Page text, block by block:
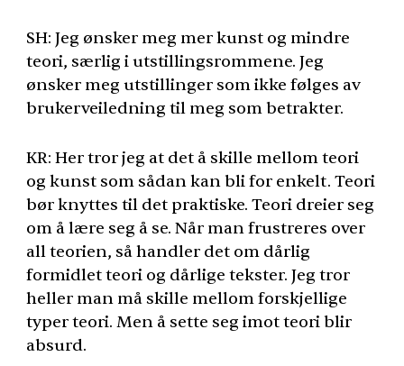
SH: Jeg ønsker meg mer kunst og mindre
teori, særlig i utstillingsrommene. Jeg
ønsker meg utstillinger som ikke følges av
brukerveiledning til meg som betrakter.
KR: Her tror jeg at det å skille mellom teori
og kunst som sådan kan bli for enkelt. Teori
bør knyttes til det praktiske. Teori dreier seg
om å lære seg å se. Når man frustreres over
all teorien, så handler det om dårlig
formidlet teori og dårlige tekster. Jeg tror
heller man må skille mellom forskjellige
typer teori. Men å sette seg imot teori blir
absurd.